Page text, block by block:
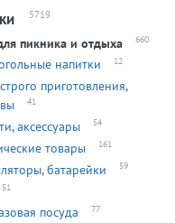
5719
пикника и отдыха 660
напитки 12
приготовления,
41
аксессуары 54
товары 161
батарейки 59
51
посуда 77